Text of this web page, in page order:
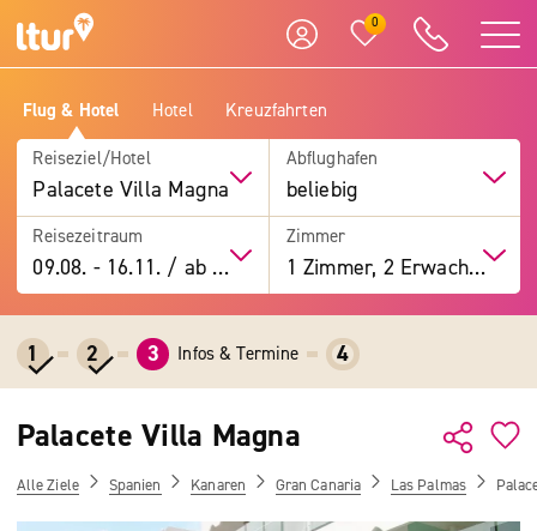
0
Flug & Hotel Hotel Kreuzfahrten
Reiseziel/Hotel
Palacete Villa Magna
Abflughafen
beliebig
Reisezeitraum
09.08. -16.11. / ab 7 Tage
Zimmer
1 Zimmer, 2 Erwachsene
1 2 3 Infos & Termine 4
Palacete Villa Magna
Alle Ziele Spanien Kanaren Gran Canaria Las Palmas